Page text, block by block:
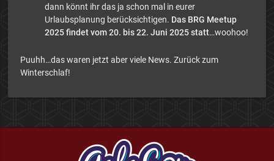
dann könnt ihr das ja schon mal in eurer
Urlaubsplanung berücksichtigen. Das BRG Meetup
2025 findet vom 20. bis 22. Juni 2025 statt…woohoo!
Puuhh…das waren jetzt aber viele News. Zurück zum
Winterschlaf!